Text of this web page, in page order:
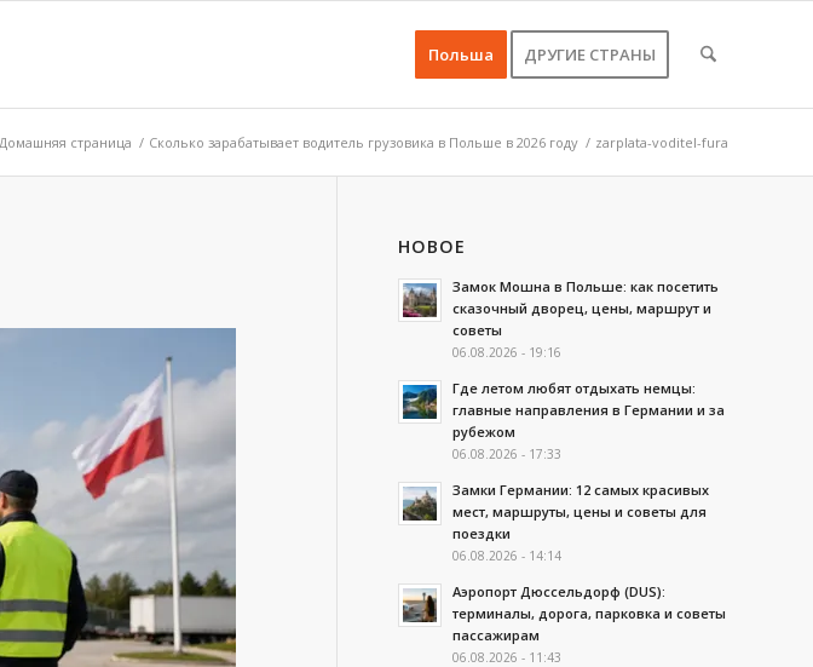
Польша ДРУГИЕ СТРАНЫ
Домашняя страница / Сколько зарабатывает водитель грузовика в Польше в 2026 году / zarplata-voditel-fura
НОВОЕ
Замок Мошна в Польше: как посетить
сказочный дворец, цены, маршрут и
советы
06.08.2026 - 19:16
Где летом любят отдыхать немцы:
главные направления в Германии и за
рубежом
06.08.2026 - 17:33
Замки Германии: 12 самых красивых
мест, маршруты, цены и советы для
поездки
06.08.2026 - 14:14
Аэропорт Дюссельдорф (DUS):
терминалы, дорога, парковка и советы
пассажирам
06.08.2026 - 11:43